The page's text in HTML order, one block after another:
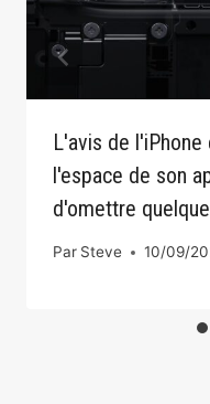
L'avis de
l'espace de son
d'omettre
Par Steve 10/09/